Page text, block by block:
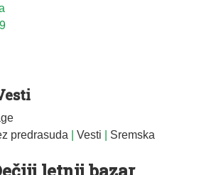
predrasuda Vesti
Sremska
letnji bazar